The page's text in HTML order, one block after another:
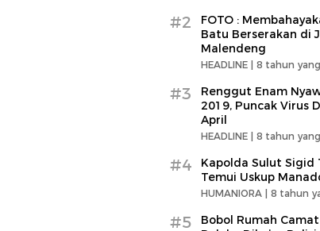
#2
FOTO :
Batu Berserakan di
Malendeng
HEADLINE | 8 tahun
#3
Renggut Enam
2019, Puncak Virus
April
HEADLINE | 8 tahun
#4
Kapolda Sulut Sigid
Temui Uskup
HUMANIORA | 8 tahun
#5
Bobol Rumah